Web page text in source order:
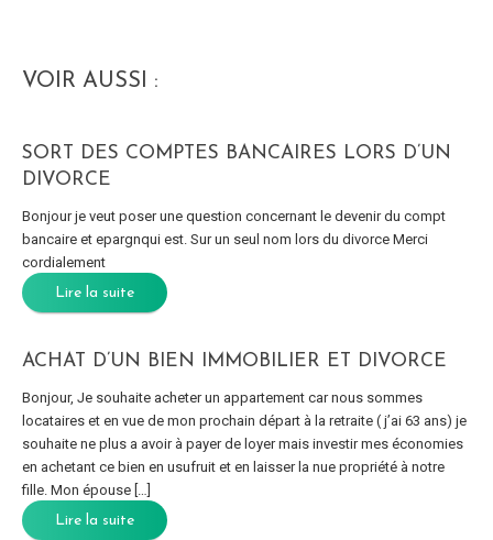
VOIR AUSSI :
SORT DES COMPTES BANCAIRES LORS D’UN
DIVORCE
Bonjour je veut poser une question concernant le devenir du compt
bancaire et epargnqui est. Sur un seul nom lors du divorce Merci
cordialement
Lire la suite
ACHAT D’UN BIEN IMMOBILIER ET DIVORCE
Bonjour, Je souhaite acheter un appartement car nous sommes
locataires et en vue de mon prochain départ à la retraite ( j’ai 63 ans) je
souhaite ne plus a avoir à payer de loyer mais investir mes économies
en achetant ce bien en usufruit et en laisser la nue propriété à notre
fille. Mon épouse […]
Lire la suite